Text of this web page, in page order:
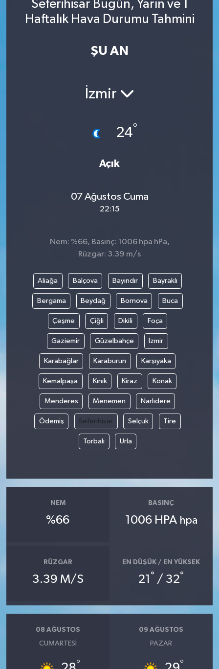
Seferihisar Bugün, Yarın ve 1
Haftalık Hava Durumu Tahmini
ŞU AN
İzmir
24°
Açık
07 Ağustos Cuma
22:15
Nem: %66, Basınç: 1006 hpa hPa,
Rüzgar: 3.39 m/s
Aliağa Balçova Bayındır Bayraklı
Bergama Beydağ Bornova Buca
Çeşme Çiğli Dikili Foça
Gaziemir Güzelbahçe İzmir
Karabağlar Karaburun Karşıyaka
Kemalpaşa Kınık Kiraz Konak
Menderes Menemen Narlıdere
Ödemiş Seferihisar Selçuk Tire
Torbalı Urla
NEM
%66
BASINÇ
1006 HPA hpa
RÜZGAR
3.39 M/S
EN DÜŞÜK / EN YÜKSEK
21 ° / 32°
08 AĞUSTOS
CUMARTESI
°
09 AĞUSTOS
PAZAR
°